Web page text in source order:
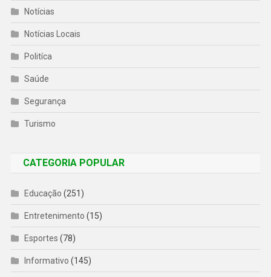
Notícias
Notícias Locais
Politíca
Saúde
Segurança
Turismo
CATEGORIA POPULAR
Educação (251)
Entretenimento (15)
Esportes (78)
Informativo (145)